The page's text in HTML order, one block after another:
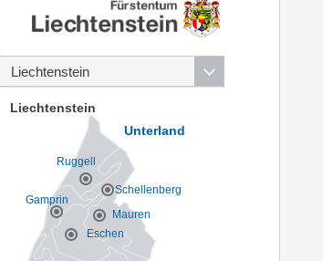
Eschen
Gamprin
Mauren
Ruggell
Schellenberg
Unterland
Liechtenstein